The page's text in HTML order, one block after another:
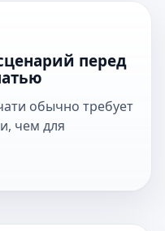
перед
обычно требует
чем для